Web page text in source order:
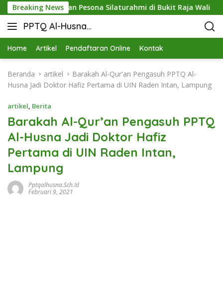
Breaking News
dan Pesona Silaturahmi di Bukit Raja Wali
PPTQ Al-Husna
Bukit Raja Wali
Home Artikel Pendaftaran Online Kontak
Beranda artikel
Barakah Al-Qur'an Pengasuh PPTQ Al-
Husna Jadi Doktor Hafiz Pertama di UIN Raden Intan, Lampung
artikel, Berita
Barakah Al-Qur’an Pengasuh PPTQ
Al-Husna Jadi Doktor Hafiz
Pertama di UIN Raden Intan,
Lampung
Pptqalhusna.sch.id
Februari 9, 2021